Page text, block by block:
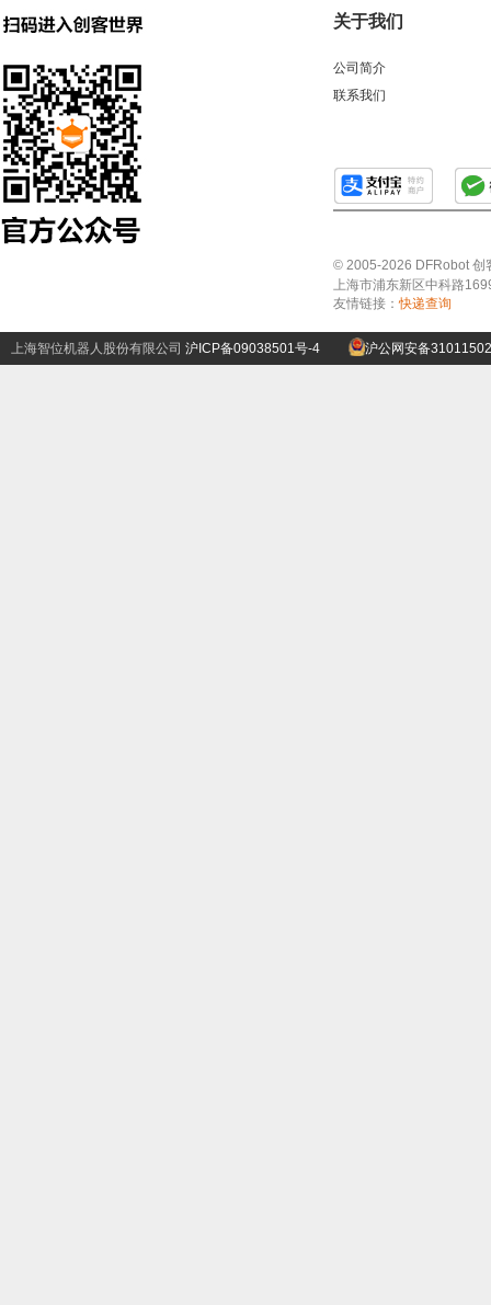
关于我们
公司简介
联系我们
© 2005-2026 DFRobot 创
上海市浦东新区中科路
友情链接：快递查询
上海智位机器人股份有限公司 沪ICP备09038501号-4 沪公网安备